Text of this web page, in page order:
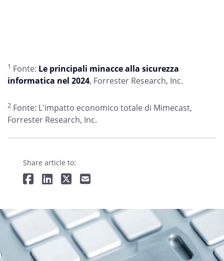
1 Fonte: Le principali minacce alla sicurezza
informatica nel 2024, Forrester Research, Inc.
2 Fonte: L'impatto economico totale di Mimecast,
Forrester Research, Inc.
Share article to: